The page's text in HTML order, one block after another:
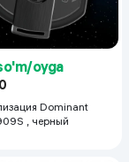
oyga
Dominant
, черный